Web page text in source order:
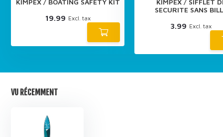
KIMPEX / BOATING SAFETY KIT
19.99 Excl. tax
KIMPEX / SIFFLET
SECURITE SANS
3.99 Excl. tax
VU RÉCEMMENT